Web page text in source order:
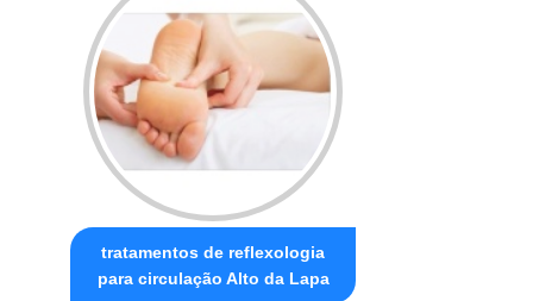
tratamentos de reflexologia
para circulação Alto da Lapa